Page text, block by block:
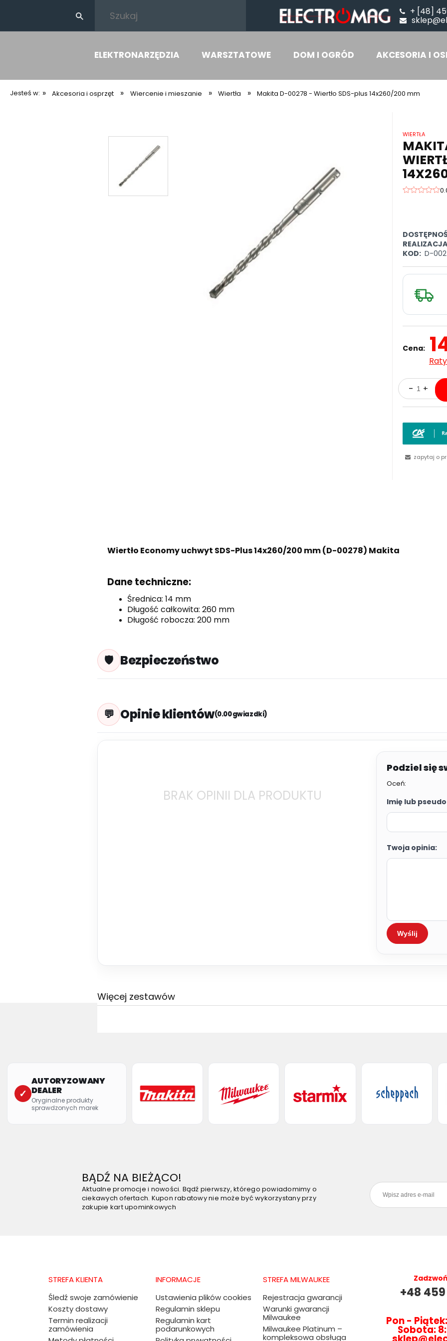
+ [48]
ELEKTRONARZĘDZIA WARSZTATOWE DOM I OGRÓD AKCESORIA I
Jesteś w: » Akcesoria i osprzęt » Wiercenie i mieszanie » Wiertła » Makita D-00278 - Wiertło SDS-plus 14x260/200 mm
WIERTŁA
KOD: D-
Cena:
zapytaj o
Wiertło Economy uchwyt SDS-Plus 14x260/200 mm (D-00278) Makita
Dane techniczne:
Średnica: 14 mm
Długość całkowita: 260 mm
Długość robocza: 200 mm
Bezpieczeństwo
Opinie klientów(0.00 gwiazdki)
BRAK OPINII DLA PRODUKTU
Oceń:
Imię lub
Twoja opinia:
Wyślij
Więcej zestawów
✓
AUTORYZOWANY
DEALER
Oryginalne produkty
sprawdzonych marek
BĄDŹ NA BIEŻĄCO!
Aktualne promocje i nowości. Bądź pierwszy, którego powiadomimy o
ciekawych ofertach. Kupon rabatowy nie może być wykorzystany przy
zakupie kart upominkowych
STREFA KLIENTA
Śledź swoje zamówienie
Koszty dostawy
Termin realizacji
zamówienia
INFORMACJE
Ustawienia plików cookies
Regulamin sklepu
Regulamin kart
podarunkowych
STREFA MILWAUKEE
Rejestracja gwarancji
Warunki gwarancji
Milwaukee
Milwaukee Platinum –
kompleksowa obsługa
+48
Pon -
Sobota: